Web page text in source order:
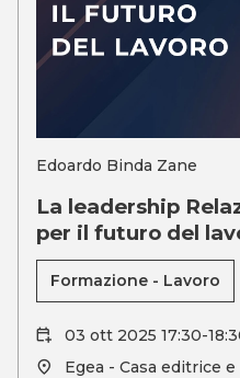
Edoardo Binda Zane
La leadership
per il futuro del
Formazione - Lavoro
03 ott 2025 17:30-
Egea - Casa editrice